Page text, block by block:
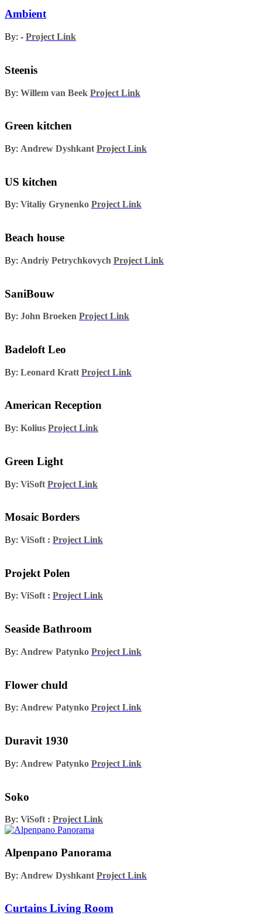
Ambient
By: - Project Link
Steenis
By: Willem van Beek Project Link
Green kitchen
By: Andrew Dyshkant Project Link
US kitchen
By: Vitaliy Grynenko Project Link
Beach house
By: Andriy Petrychkovych Project Link
SaniBouw
By: John Broeken Project Link
Badeloft Leo
By: Leonard Kratt Project Link
American Reception
By: Kolius Project Link
Green Light
By: ViSoft Project Link
Mosaic Borders
By: ViSoft : Project Link
Projekt Polen
By: ViSoft : Project Link
Seaside Bathroom
By: Andrew Patynko Project Link
Flower chuld
By: Andrew Patynko Project Link
Duravit 1930
By: Andrew Patynko Project Link
Soko
By: ViSoft : Project Link
Alpenpano Panorama
By: Andrew Dyshkant Project Link
Curtains Living Room